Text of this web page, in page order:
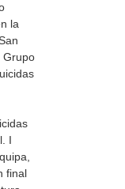
la
Grupo
I
final